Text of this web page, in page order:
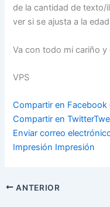
de la cantidad de
ver si se ajusta a la
Va con todo mi cariño
VPS
Compartir en Facebook
Compartir en Twitter
Enviar correo
Impresión Impresión
ANTERIOR